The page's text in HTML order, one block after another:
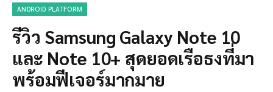
ANDROID PLATFORM
รีวิว Samsung Galaxy Note 10
และ Note 10+ สุดยอดเรือธงที่มา
พร้อมฟีเจอร์มากมาย